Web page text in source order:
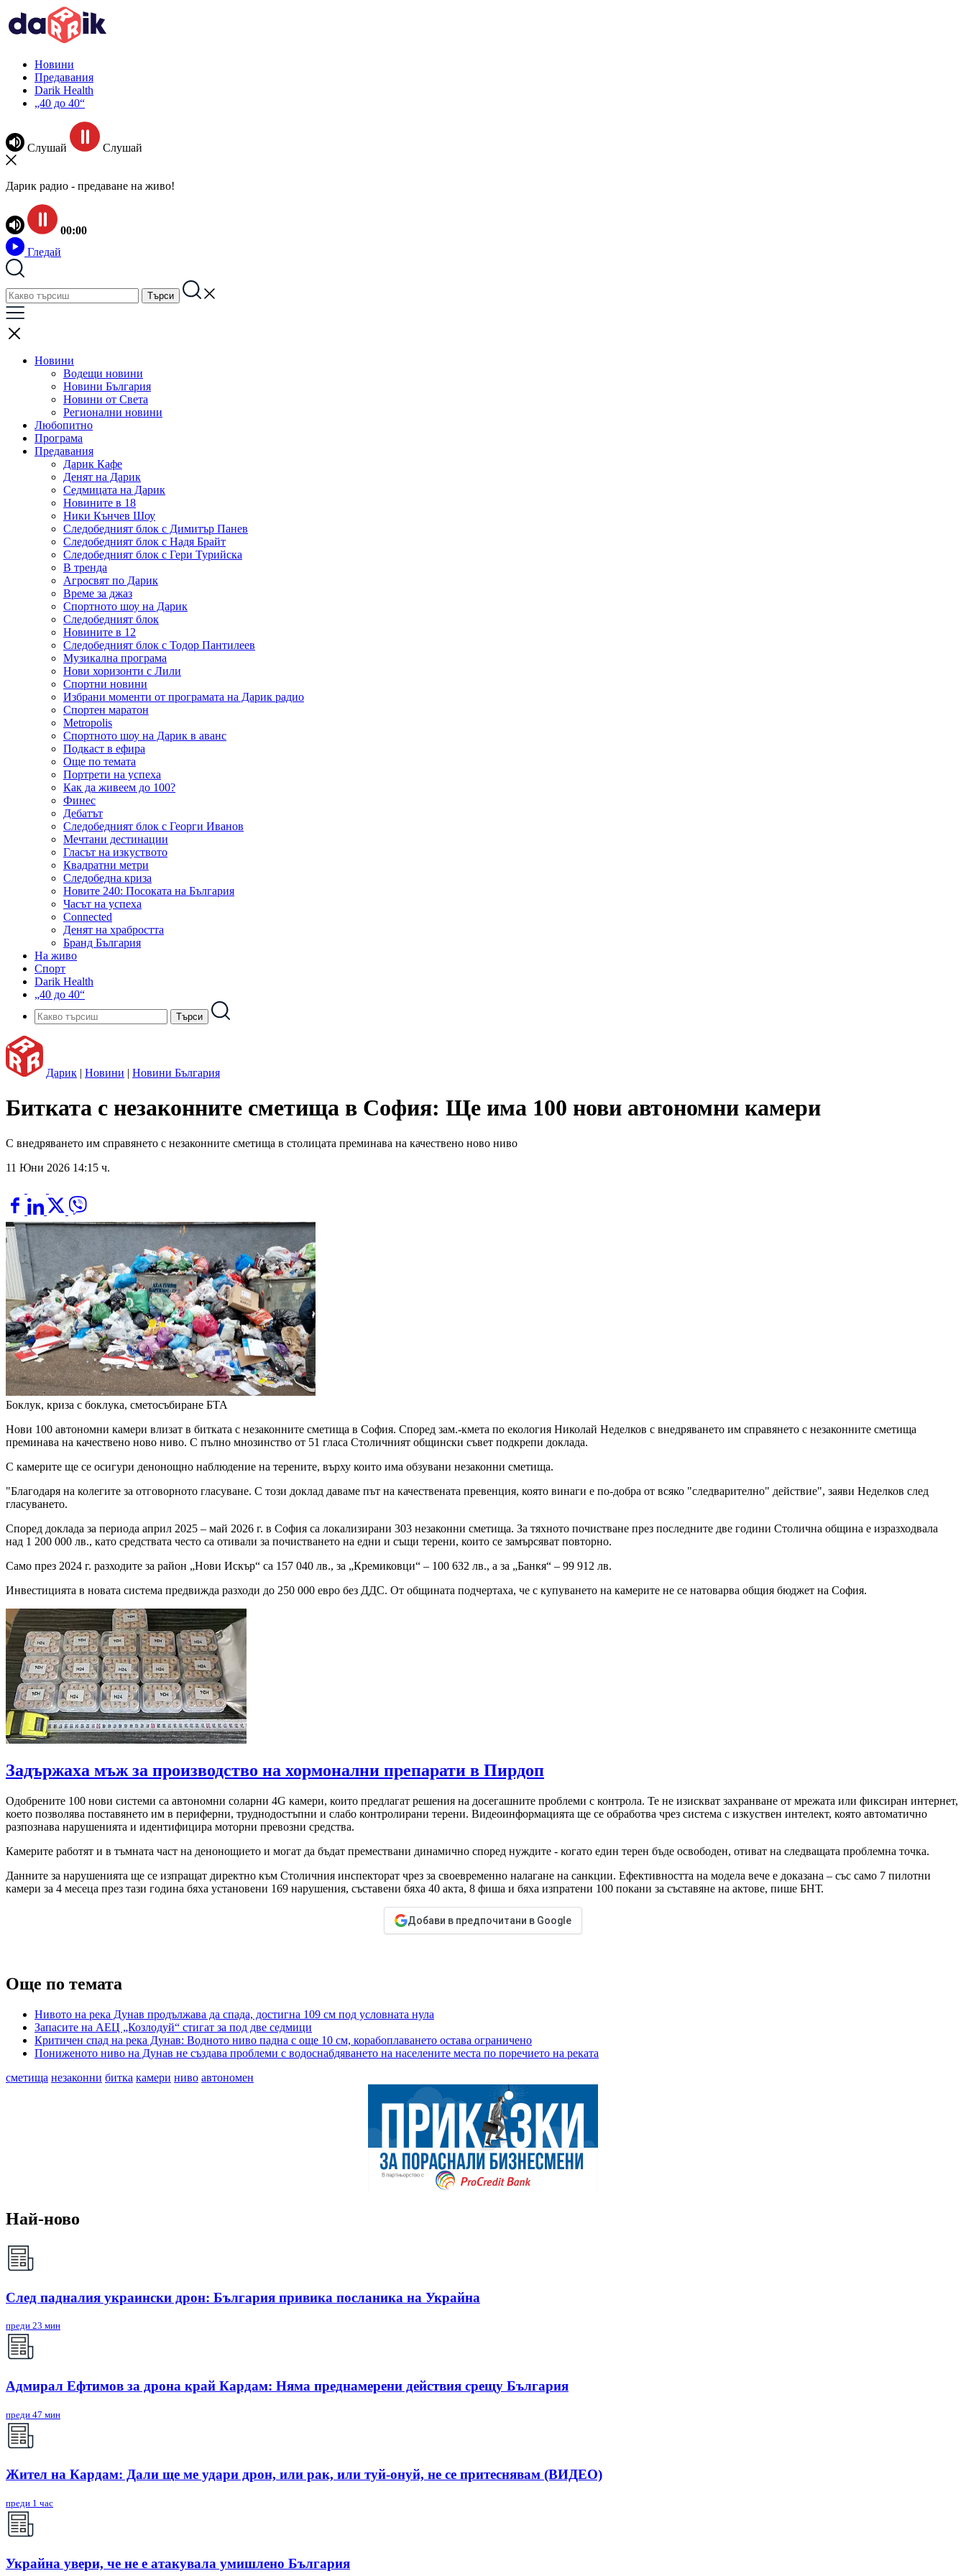
Новини
Предавания
Darik Health
„40 до 40“
Слушай Слушай
Дарик радио - предаване на живо!
00:00
Гледай
Новини
Водещи новини
Новини България
Новини от Света
Регионални новини
Любопитно
Програма
Предавания
Дарик Кафе
Денят на Дарик
Седмицата на Дарик
Новините в 18
Ники Кънчев Шоу
Следобедният блок с Димитър Панев
Следобедният блок с Надя Брайт
Следобедният блок с Гери Турийска
В тренда
Агросвят по Дарик
Време за джаз
Спортното шоу на Дарик
Следобедният блок
Новините в 12
Следобедният блок с Тодор Пантилеев
Музикална програма
Нови хоризонти с Лили
Спортни новини
Избрани моменти от програмата на Дарик радио
Спортен маратон
Metropolis
Спортното шоу на Дарик в аванс
Подкаст в ефира
Още по темата
Портрети на успеха
Как да живеем до 100?
Финес
Дебатът
Следобедният блок с Георги Иванов
Мечтани дестинации
Гласът на изкуството
Квадратни метри
Следобедна криза
Новите 240: Посоката на България
Часът на успеха
Connected
Денят на храбростта
Бранд България
На живо
Спорт
Darik Health
„40 до 40“
Дарик | Новини | Новини България
Битката с незаконните сметища в София: Ще има 100 нови автономни камери
С внедряването им справянето с незаконните сметища в столицата преминава на качествено ново ниво
11 Юни 2026 14:15 ч.
Боклук, криза с боклука, сметосъбиране БТА
Нови 100 автономни камери влизат в битката с незаконните сметища в София. Според зам.-кмета по екология Николай Неделков с внедряването им справянето с незаконните сметища
преминава на качествено ново ниво. С пълно мнозинство от 51 гласа Столичният общински съвет подкрепи доклада.
С камерите ще се осигури денонощно наблюдение на терените, върху които има обзувани незаконни сметища.
"Благодаря на колегите за отговорното гласуване. С този доклад даваме път на качествената превенция, която винаги е по-добра от всяко "следварително" действие", заяви Неделков след
гласуването.
Според доклада за периода април 2025 – май 2026 г. в София са локализирани 303 незаконни сметища. За тяхното почистване през последните две години Столична община е изразходвала
над 1 200 000 лв., като средствата често са отивали за почистването на едни и същи терени, които се замърсяват повторно.
Само през 2024 г. разходите за район „Нови Искър“ са 157 040 лв., за „Кремиковци“ – 100 632 лв., а за „Банкя“ – 99 912 лв.
Инвестицията в новата система предвижда разходи до 250 000 евро без ДДС. От общината подчертаха, че с купуването на камерите не се натоварва общия бюджет на София.
Задържаха мъж за производство на хормонални препарати в Пирдоп
Одобрените 100 нови системи са автономни соларни 4G камери, които предлагат решения на досегашните проблеми с контрола. Те не изискват захранване от мрежата или фиксиран интернет,
което позволява поставянето им в периферни, труднодостъпни и слабо контролирани терени. Видеоинформацията ще се обработва чрез система с изкуствен интелект, която автоматично
разпознава нарушенията и идентифицира моторни превозни средства.
Камерите работят и в тъмната част на денонощието и могат да бъдат премествани динамично според нуждите - когато един терен бъде освободен, отиват на следващата проблемна точка.
Данните за нарушенията ще се изпращат директно към Столичния инспекторат чрез за своевременно налагане на санкции. Ефективността на модела вече е доказана – със само 7 пилотни
камери за 4 месеца през тази година бяха установени 169 нарушения, съставени бяха 40 акта, 8 фиша и бяха изпратени 100 покани за съставяне на актове, пише БНТ.
Добави в предпочитани в Google
Още по темата
Нивото на река Дунав продължава да спада, достигна 109 см под условната нула
Запасите на АЕЦ „Козлодуй“ стигат за под две седмици
Критичен спад на река Дунав: Водното ниво падна с още 10 см, корабоплаването остава ограничено
Пониженото ниво на Дунав не създава проблеми с водоснабдяването на населените места по поречието на реката
сметища незаконни битка камери ниво автономен
Най-ново
След падналия украински дрон: България привика посланика на Украйна
преди 23 мин
Адмирал Ефтимов за дрона край Кардам: Няма преднамерени действия срещу България
преди 47 мин
Жител на Кардам: Дали ще ме удари дрон, или рак, или туй-онуй, не се притеснявам (ВИДЕО)
преди 1 час
Украйна увери, че не е атакувала умишлено България